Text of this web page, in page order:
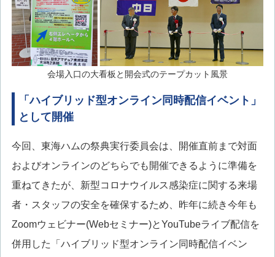
会場入口の大看板と開会式のテープカット風景
「ハイブリッド型オンライン同時配信イベント」
として開催
今回、東海ハムの祭典実行委員会は、開催直前まで対面
およびオンラインのどちらでも開催できるように準備を
重ねてきたが、新型コロナウイルス感染症に関する来場
者・スタッフの安全を確保するため、昨年に続き今年も
Zoomウェビナー(Webセミナー)とYouTubeライブ配信を
併用した「ハイブリッド型オンライン同時配信イベン